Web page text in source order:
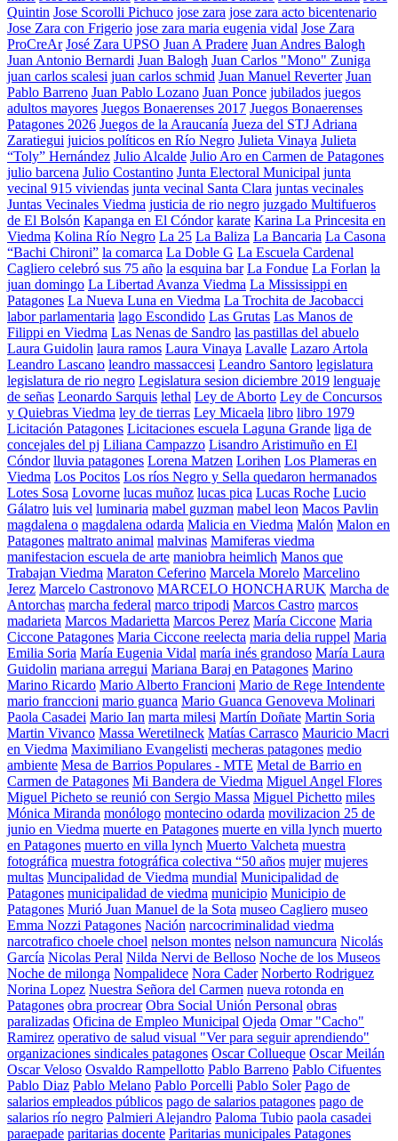
Quintin Jose Scorolli Pichuco jose zara jose zara acto bicentenario
Jose Zara con Frigerio jose zara maria eugenia vidal Jose Zara
ProCreAr José Zara UPSO Juan A Pradere Juan Andres Balogh
Juan Antonio Bernardi Juan Balogh Juan Carlos "Mono" Zuniga
juan carlos scalesi juan carlos schmid Juan Manuel Reverter Juan
Pablo Barreno Juan Pablo Lozano Juan Ponce jubilados juegos
adultos mayores Juegos Bonaerenses 2017 Juegos Bonaerenses
Patagones 2026 Juegos de la Araucanía Jueza del STJ Adriana
Zaratiegui juicios políticos en Río Negro Julieta Vinaya Julieta
“Toly” Hernández Julio Alcalde Julio Aro en Carmen de Patagones
julio barcena Julio Costantino Junta Electoral Municipal junta
vecinal 915 viviendas junta vecinal Santa Clara juntas vecinales
Juntas Vecinales Viedma justicia de rio negro juzgado Multifueros
de El Bolsón Kapanga en El Cóndor karate Karina La Princesita en
Viedma Kolina Río Negro La 25 La Baliza La Bancaria La Casona
“Bachi Chironi” la comarca La Doble G La Escuela Cardenal
Cagliero celebró sus 75 año la esquina bar La Fondue La Forlan la
juan domingo La Libertad Avanza Viedma La Mississippi en
Patagones La Nueva Luna en Viedma La Trochita de Jacobacci
labor parlamentaria lago Escondido Las Grutas Las Manos de
Filippi en Viedma Las Nenas de Sandro las pastillas del abuelo
Laura Guidolin laura ramos Laura Vinaya Lavalle Lazaro Artola
Leandro Lascano leandro massaccesi Leandro Santoro legislatura
legislatura de rio negro Legislatura sesion diciembre 2019 lenguaje
de señas Leonardo Sarquis lethal Ley de Aborto Ley de Concursos
y Quiebras Viedma ley de tierras Ley Micaela libro libro 1979
Licitación Patagones Licitaciones escuela Laguna Grande liga de
concejales del pj Liliana Campazzo Lisandro Aristimuño en El
Cóndor lluvia patagones Lorena Matzen Lorihen Los Plameras en
Viedma Los Pocitos Los ríos Negro y Sella quedaron hermanados
Lotes Sosa Lovorne lucas muñoz lucas pica Lucas Roche Lucio
Gálatro luis vel luminaria mabel guzman mabel leon Macos Pavlin
magdalena o magdalena odarda Malicia en Viedma Malón Malon en
Patagones maltrato animal malvinas Mamiferas viedma
manifestacion escuela de arte maniobra heimlich Manos que
Trabajan Viedma Maraton Ceferino Marcela Morelo Marcelino
Jerez Marcelo Castronovo MARCELO HONCHARUK Marcha de
Antorchas marcha federal marco tripodi Marcos Castro marcos
madarieta Marcos Madarietta Marcos Perez María Ciccone Maria
Ciccone Patagones Maria Ciccone reelecta maria delia ruppel Maria
Emilia Soria María Eugenia Vidal maría inés grandoso María Laura
Guidolin mariana arregui Mariana Baraj en Patagones Marino
Marino Ricardo Mario Alberto Francioni Mario de Rege Intendente
mario franccioni mario guanca Mario Guanca Genoveva Molinari
Paola Casadei Mario Ian marta milesi Martín Doñate Martin Soria
Martin Vivanco Massa Weretilneck Matías Carrasco Mauricio Macri
en Viedma Maximiliano Evangelisti mecheras patagones medio
ambiente Mesa de Barrios Populares - MTE Metal de Barrio en
Carmen de Patagones Mi Bandera de Viedma Miguel Angel Flores
Miguel Picheto se reunió con Sergio Massa Miguel Pichetto miles
Mónica Miranda monólogo montecino odarda movilizacion 25 de
junio en Viedma muerte en Patagones muerte en villa lynch muerto
en Patagones muerto en villa lynch Muerto Valcheta muestra
fotográfica muestra fotográfica colectiva “50 años mujer mujeres
multas Muncipalidad de Viedma mundial Municipalidad de
Patagones municipalidad de viedma municipio Municipio de
Patagones Murió Juan Manuel de la Sota museo Cagliero museo
Emma Nozzi Patagones Nación narcocriminalidad viedma
narcotrafico choele choel nelson montes nelson namuncura Nicolás
García Nicolas Peral Nilda Nervi de Belloso Noche de los Museos
Noche de milonga Nompalidece Nora Cader Norberto Rodriguez
Norina Lopez Nuestra Señora del Carmen nueva rotonda en
Patagones obra procrear Obra Social Unión Personal obras
paralizadas Oficina de Empleo Municipal Ojeda Omar "Cacho"
Ramirez operativo de salud visual "Ver para seguir aprendiendo"
organizaciones sindicales patagones Oscar Collueque Oscar Meilán
Oscar Veloso Osvaldo Rampellotto Pablo Barreno Pablo Cifuentes
Pablo Diaz Pablo Melano Pablo Porcelli Pablo Soler Pago de
salarios empleados públicos pago de salarios patagones pago de
salarios río negro Palmieri Alejandro Paloma Tubio paola casadei
paraepade paritarias docente Paritarias municipales Patagones